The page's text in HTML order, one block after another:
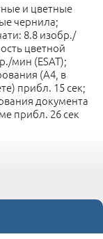
и цветные
чернила;
8.8 изобр./
цветной
мин (ESAT);
(А4, в
прибл. 15 сек;
документа
прибл. 26 сек